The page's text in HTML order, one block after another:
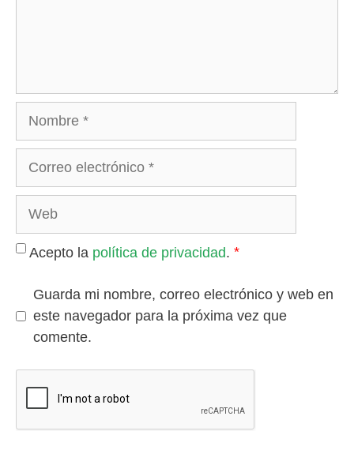
Acepto la política de privacidad. *
Guarda mi nombre, correo electrónico y web en
este navegador para la próxima vez que
comente.